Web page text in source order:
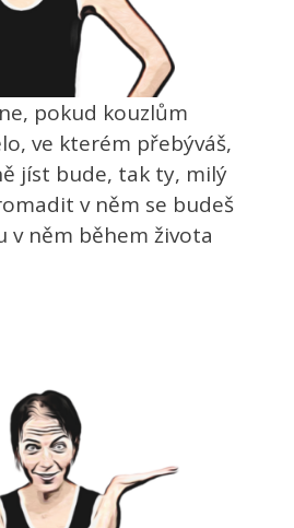
pokud kouzlům
ve kterém přebýváš,
jíst bude, tak ty, milý
v něm se budeš
v něm během života